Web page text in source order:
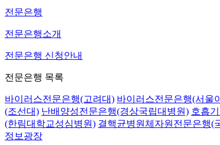
전문은행
전문은행소개
전문은행 신청안내
전문은행 목록
바이러스전문은행(고려대) 바이러스전문은행(서울
(조선대) 난배양성전문은행(경상국립대병원) 호흡
(한림대학교성심병원) 결핵균병원체자원전문은행(
정보광장